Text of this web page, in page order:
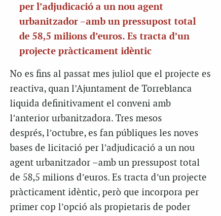
per l’adjudicació a un nou agent
urbanitzador –amb un pressupost total
de 58,5 milions d’euros. Es tracta d’un
projecte pràcticament idèntic
No es fins al passat mes juliol que el projecte es
reactiva, quan l’Ajuntament de Torreblanca
liquida definitivament el conveni amb
l’anterior urbanitzadora. Tres mesos
després, l’octubre, es fan públiques les noves
bases de licitació per l’adjudicació a un nou
agent urbanitzador –amb un pressupost total
de 58,5 milions d’euros. Es tracta d’un projecte
pràcticament idèntic, però que incorpora per
primer cop l’opció als propietaris de poder